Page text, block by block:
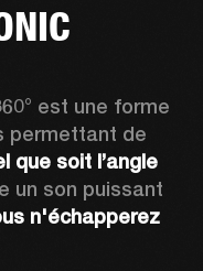
est une forme
permettant de
que soit l’angle
un son puissant
n'échapperez